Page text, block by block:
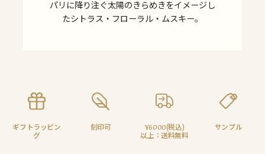
パリに降り注ぐ太陽のきらめきをイメージし
たシトラス・フローラル・ムスキー。
ギフトラッピン
グ
刻印可
¥6000(税込)
以上：送料無料
サンプル